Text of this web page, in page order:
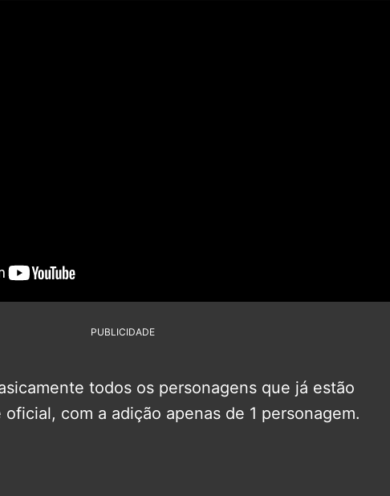
PUBLICIDADE
todos os personagens que já estão
com a adição apenas de 1 personagem.